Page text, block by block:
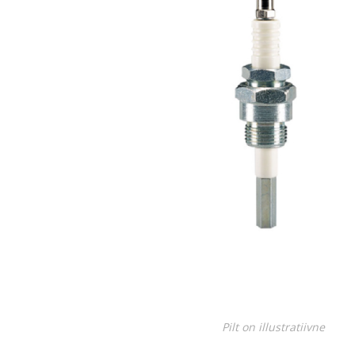
Juhtimisahelate nupud ( ava 8, 16 ja 22 mm )
Pilt on illustratiivne